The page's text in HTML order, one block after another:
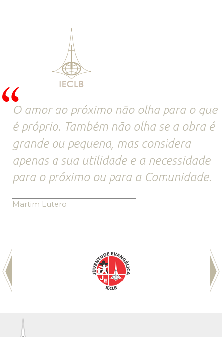
O amor ao próximo não olha para o que
é próprio. Também não olha se a obra é
grande ou pequena, mas considera
apenas a sua utilidade e a necessidade
para o próximo ou para a Comunidade.
Martim Lutero